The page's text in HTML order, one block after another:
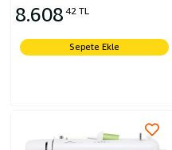
Genişliği
8.608 42 TL
Sepete Ekle